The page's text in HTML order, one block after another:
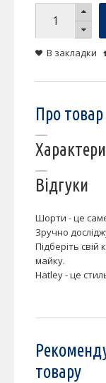
В закладки
Про товар
Відгуки
Шорти - це
Зручно
Підберіть
майку.
Hatley - це
товару